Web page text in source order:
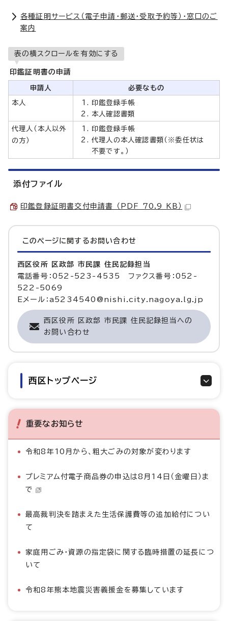
各種証明サービス（電子申請・郵送・受取予約等）・窓口のご
案内
表の横スクロールを有効にする
印鑑証明書の申請
申請人 必要なもの
本人
印鑑登録手帳
本人確認書類
代理人（本人以外
の方）
印鑑登録手帳
代理人の本人確認書類（※委任状は
不要です。）
添付ファイル
印鑑登録証明書交付申請書 （PDF 70.9 KB）
このページに関する お問い合わせ
西区役所 区政部 市民課 住民記録担当
電話番号：052-523-4535 ファクス番号：052-
522-5069
Eメール：a5234540@nishi.city.nagoya.lg.jp
西区役所 区政部 市民課 住民記録担当への
お問い合わせ
西区トップページ
重要なお知らせ
令和8年10月から、粗大ごみの対象が変わります
プレミアム付電子商品券の申込は8月14日（金曜日）ま
で
最高裁判決を踏まえた生活保護費等の追加給付につい
て
家庭用ごみ・資源の指定袋に関する臨時措置の延長につ
いて
令和8年熊本地震災害義援金を募集しています